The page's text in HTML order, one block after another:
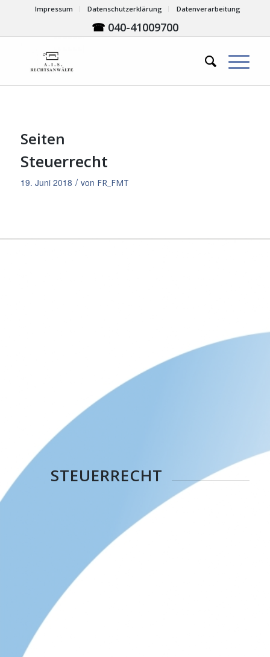
Impressum Datenschutzerklärung Datenverarbeitung
☎ 040-41009700
Seiten
Steuerrecht
19. Juni 2018 / von FR_FMT
STEUERRECHT